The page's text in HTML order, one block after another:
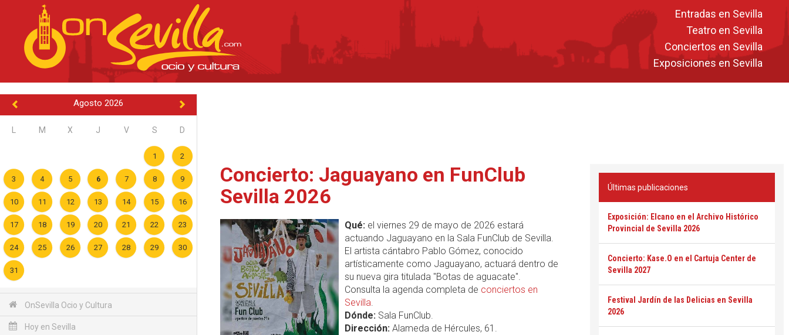
Entradas en Sevilla
Teatro en Sevilla
Conciertos en Sevilla
Exposiciones en Sevilla
Agosto 2026
M X J V S D
1 2
3 4 5 6 7 8 9
10 11 12 13 14 15 16
17 18 19 20 21 22 23
24 25 26 27 28 29 30
31
OnSevilla Ocio y Cultura
Hoy en Sevilla
Concierto: Jaguayano en FunClub
Sevilla 2026
Qué:el viernes 29 de mayo de 2026 estará
actuando Jaguayano en la Sala FunClub de Sevilla.
El artista cántabro Pablo Gómez, conocido
artísticamente como Jaguayano, actuará dentro de
su nueva gira titulada "Botas de aguacate".
Consulta la agenda completa de conciertos en
Sevilla.
Dónde:Sala FunClub.
Dirección:Alameda de Hércules, 61.
Últimas publicaciones
Exposición: Elcano en el Archivo Histórico
Provincial de Sevilla 2026
Concierto: Kase.O en el Cartuja Center de
Sevilla 2027
Festival Jardín de las Delicias en Sevilla
2026